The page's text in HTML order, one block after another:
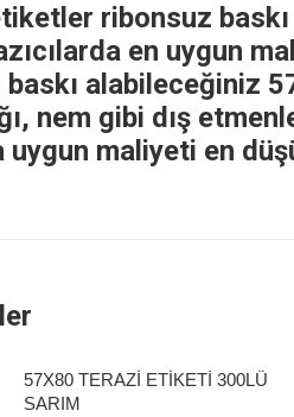
ribonsuz
en uygun
baskı alabileceğiniz
nem gibi dış
uygun maliyeti en
57X80 TERAZİ ETİKETİ 300LÜ
SARIM